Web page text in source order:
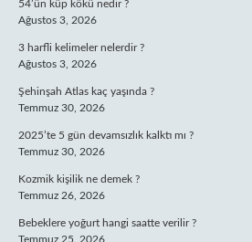
54’ün küp kökü nedir ?
Ağustos 3, 2026
3 harfli kelimeler nelerdir ?
Ağustos 3, 2026
Şehinşah Atlas kaç yaşında ?
Temmuz 30, 2026
2025’te 5 gün devamsızlık kalktı mı ?
Temmuz 30, 2026
Kozmik kişilik ne demek ?
Temmuz 26, 2026
Bebeklere yoğurt hangi saatte verilir ?
Temmuz 25, 2026